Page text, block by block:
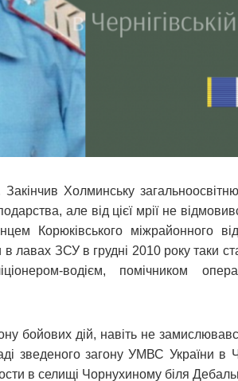
Закінчив Холминську
але від цієї мрії не
Корюківського міжрайонного
лавах ЗСУ в грудні 2010 року таки
водієм, помічником
бойових дій, навіть не
зведеного загону УМВС України в
в селищі Чорнухиному біля